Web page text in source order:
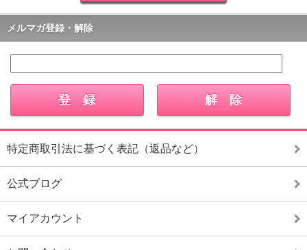
メルマガ登録・解除
特定商取引法に基づく表記（返品など）
公式ブログ
マイアカウント